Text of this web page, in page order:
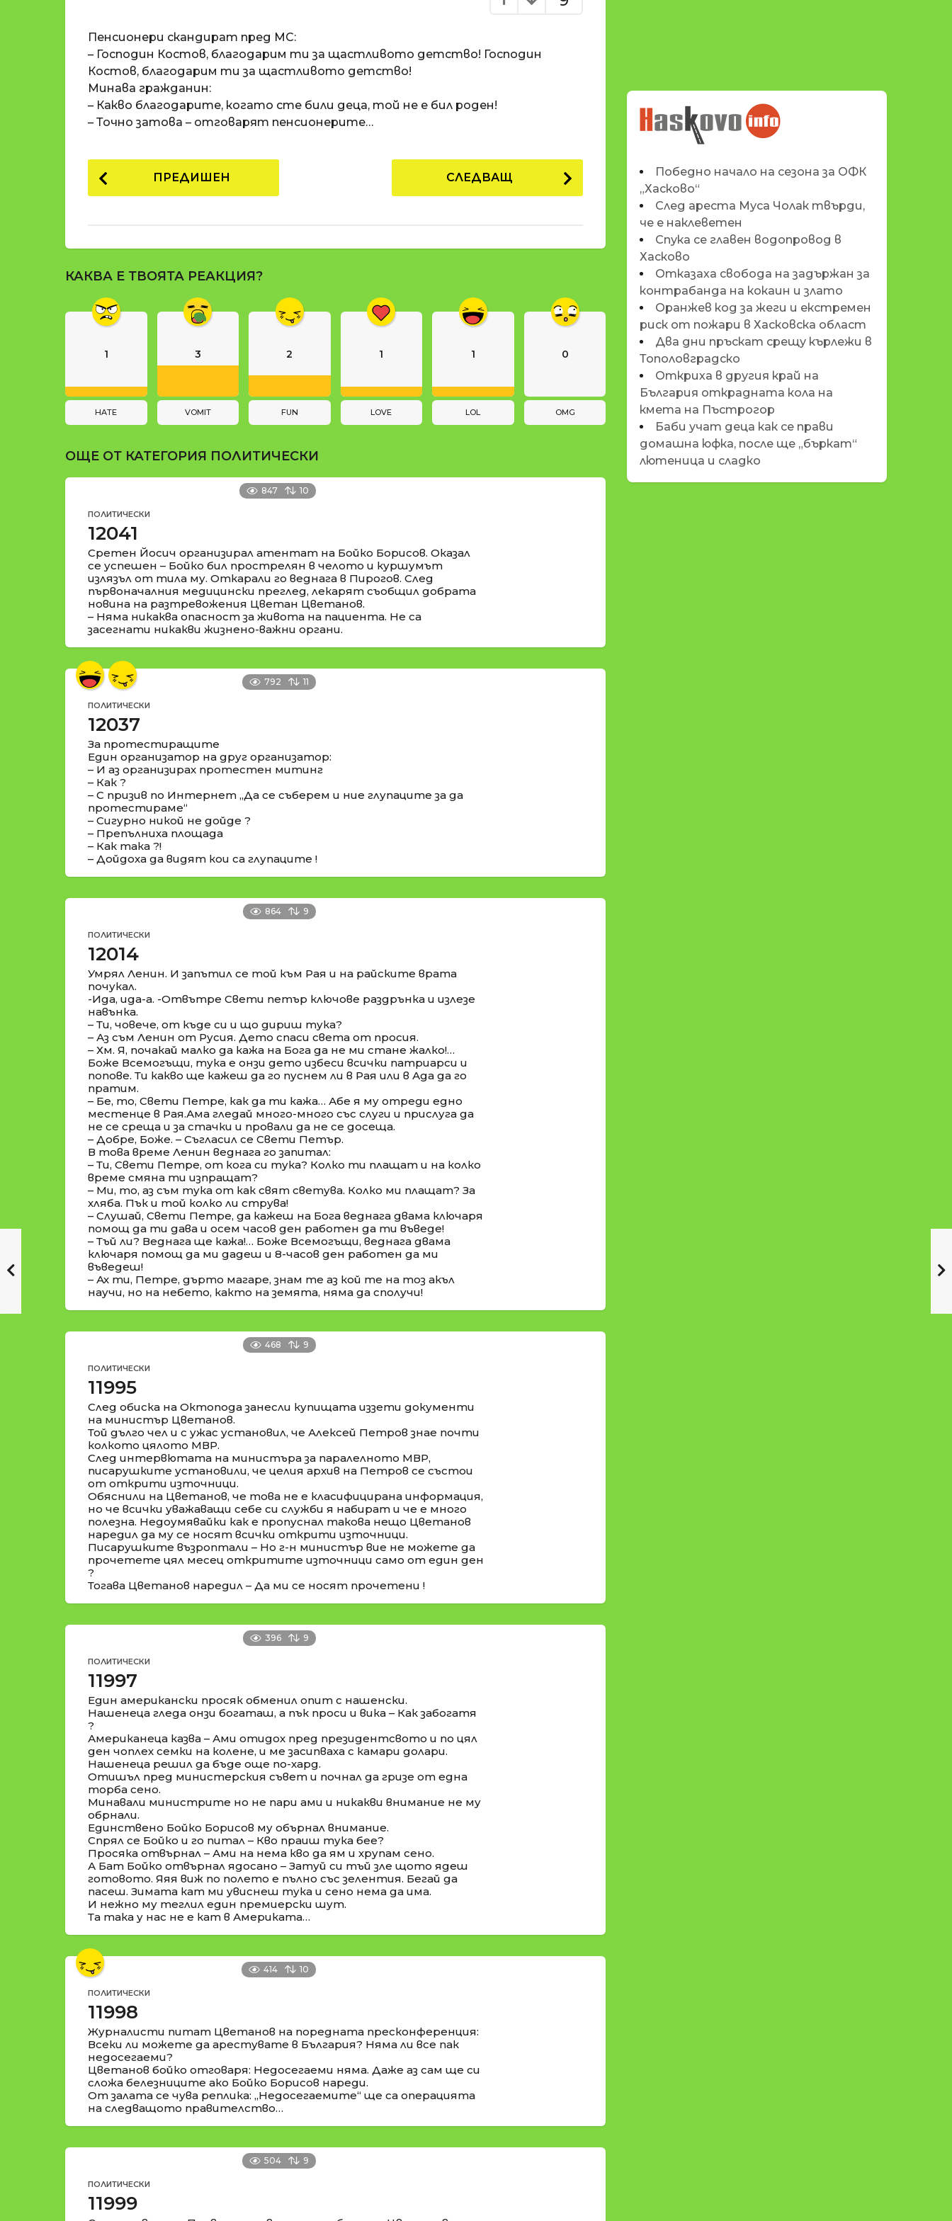
п
е
д
и
п
р
д
и
a
t
i
Пенсионери скандират пред МС:
– Господин Костов, благодарим ти за щастливото детство! Господин
Костов, благодарим ти за щастливото детство!
Минава гражданин:
– Какво благодарите, когато сте били деца, той не е бил роден!
– Точно затова – отговарят пенсионерите…
P
o
a
g
t
i
n
ПРЕДИШЕН СЛЕДВАЩ
КАКВА Е ТВОЯТА РЕАКЦИЯ?
1
HATE
3
VOMIT
2
FUN
1
LOVE
1
LOL
0
OMG
ОЩЕ ОТ КАТЕГОРИЯ ПОЛИТИЧЕСКИ
847 10
ПОЛИТИЧЕСКИ
12041
Сретен Йосич организирал атентат на Бойко Борисов. Оказал
се успешен – Бойко бил прострелян в челото и куршумът
излязъл от тила му. Откарали го веднага в Пирогов. След
първоначалния медицински преглед, лекарят съобщил добрата
новина на разтревожения Цветан Цветанов.
– Няма никаква опасност за живота на пациента. Не са
засегнати никакви жизнено-важни органи.
792 11
ПОЛИТИЧЕСКИ
12037
За протестиращите
Един организатор на друг организатор:
– И аз организирах протестен митинг
– Как ?
– С призив по Интернет „Да се съберем и ние глупаците за да
протестираме“
– Сигурно никой не дойде ?
– Препълниха площада
– Как така ?!
– Дойдоха да видят кои са глупаците !
864 9
ПОЛИТИЧЕСКИ
12014
Умрял Ленин. И запътил се той към Рая и на райските врата
почукал.
-Ида, ида-а. -Отвътре Свети петър ключове раздрънка и излезе
навънка.
– Ти, човече, от къде си и що дириш тука?
– Аз съм Ленин от Русия. Дето спаси света от просия.
– Хм. Я, почакай малко да кажа на Бога да не ми стане жалко!…
Боже Всемогъщи, тука е онзи дето избеси всички патриарси и
попове. Ти какво ще кажеш да го пуснем ли в Рая или в Ада да го
пратим.
– Бе, то, Свети Петре, как да ти кажа… Абе я му отреди едно
местенце в Рая.Ама гледай много-много със слуги и прислуга да
не се среща и за стачки и провали да не се досеща.
– Добре, Боже. – Съгласил се Свети Петър.
В това време Ленин веднага го запитал:
– Ти, Свети Петре, от кога си тука? Колко ти плащат и на колко
време смяна ти изпращат?
– Ми, то, аз съм тука от как свят светува. Колко ми плащат? За
хляба. Пък и той колко ли струва!
– Слушай, Свети Петре, да кажеш на Бога веднага двама ключаря
помощ да ти дава и осем часов ден работен да ти въведе!
– Тъй ли? Веднага ще кажа!… Боже Всемогъщи, веднага двама
ключаря помощ да ми дадеш и 8-часов ден работен да ми
въведеш!
– Ах ти, Петре, дърто магаре, знам те аз кой те на тоз акъл
научи, но на небето, както на земята, няма да сполучи!
468 9
ПОЛИТИЧЕСКИ
11995
След обиска на Октопода занесли купищата иззети документи
на министър Цветанов.
Той дълго чел и с ужас установил, че Алексей Петров знае почти
колкото цялото МВР.
След интервютата на министъра за паралелното МВР,
писарушките установили, че целия архив на Петров се състои
от открити източници.
Обяснили на Цветанов, че това не е класифицирана информация,
но че всички уважаващи себе си служби я набират и че е много
полезна. Недоумявайки как е пропуснал такова нещо Цветанов
наредил да му се носят всички открити източници.
Писарушките възроптали – Но г-н министър вие не можете да
прочетете цял месец откритите източници само от един ден
?
Тогава Цветанов наредил – Да ми се носят прочетени !
396 9
ПОЛИТИЧЕСКИ
11997
Един американски просяк обменил опит с нашенски.
Нашенеца гледа онзи богаташ, а пък проси и вика – Как забогатя
?
Американеца казва – Ами отидох пред президентсвото и по цял
ден чоплех семки на колене, и ме засипваха с камари долари.
Нашенеца решил да бъде още по-хард.
Отишъл пред министерския съвет и почнал да гризе от една
торба сено.
Минавали министрите но не пари ами и никакви внимание не му
обрнали.
Единствено Бойко Борисов му обърнал внимание.
Спрял се Бойко и го питал – Кво праиш тука бее?
Просяка отвърнал – Ами на нема кво да ям и хрупам сено.
А Бат Бойко отвърнал ядосано – Затуй си тъй зле щото ядеш
готовото. Яяя виж по полето е пълно със зелентия. Бегай да
пасеш. Зимата кат ми увиснеш тука и сено нема да има.
И нежно му теглил един премиерски шут.
Та така у нас не е кат в Америката…
414 10
ПОЛИТИЧЕСКИ
11998
Журналисти питат Цветанов на поредната пресконференция:
Всеки ли можете да арестувате в България? Няма ли все пак
недосегаеми?
Цветанов бойко отговаря: Недосегаеми няма. Даже аз сам ще си
сложа белезниците ако Бойко Борисов нареди.
От залата се чува реплика: „Недосегаемите“ ще са операцията
на следващото правителство…
504 9
ПОЛИТИЧЕСКИ
11999
НОВИНИТЕ НА
HASKOVO.INFO
Победно начало на сезона за ОФК
„Хасково“
След ареста Муса Чолак твърди,
че е наклеветен
Спука се главен водопровод в
Хасково
Отказаха свобода на задържан за
контрабанда на кокаин и злато
Оранжев код за жеги и екстремен
риск от пожари в Хасковска област
Два дни пръскат срещу кърлежи в
Тополовградско
Откриха в другия край на
България открадната кола на
кмета на Пъстрогор
Баби учат деца как се прави
домашна юфка, после ще „бъркат“
лютеница и сладко